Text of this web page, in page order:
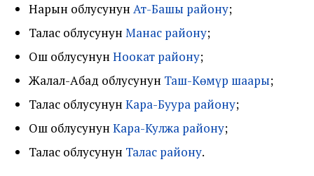
Нарын облусунун Ат-Башы району;
Талас облусунун Манас району;
Ош облусунун Ноокат району;
Жалал-Абад облусунун Таш-Көмүр шаары;
Талас облусунун Кара-Буура району;
Ош облусунун Кара-Кулжа району;
Талас облусунун Талас району.